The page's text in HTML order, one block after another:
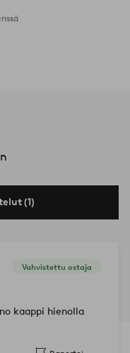
(1)
Vahvistettu ostaja
kaappi hienolla